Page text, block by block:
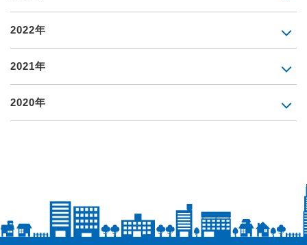
2022年
2021年
2020年